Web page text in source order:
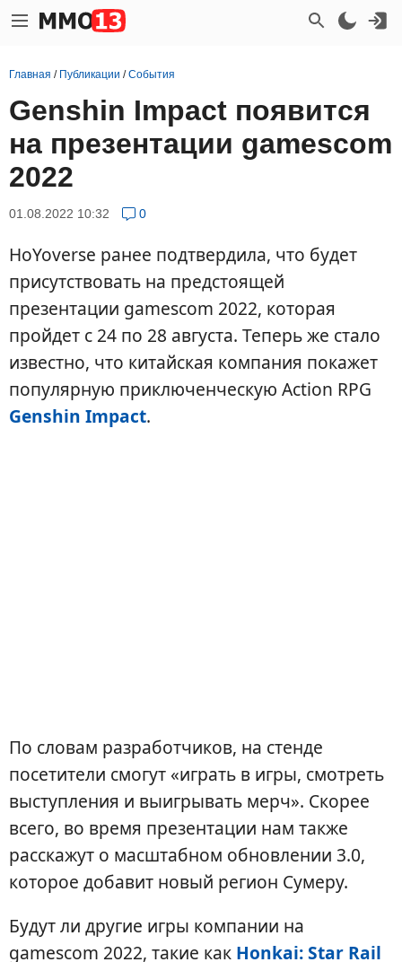
Главная / Публикации /События
Genshin Impact появится
на презентации gamescom
2022
01.08.2022 10:32 0
HoYoverse ранее подтвердила, что будет
присутствовать на предстоящей
презентации gamescom 2022, которая
пройдет с 24 по 28 августа. Теперь же стало
известно, что китайская компания покажет
популярную приключенческую Action RPG
Genshin Impact.
По словам разработчиков, на стенде
посетители смогут «играть в игры, смотреть
выступления и выигрывать мерч». Скорее
всего, во время презентации нам также
расскажут о масштабном обновлении 3.0,
которое добавит новый регион Сумеру.
Будут ли другие игры компании на
gamescom 2022, такие как Honkai: Star Rail